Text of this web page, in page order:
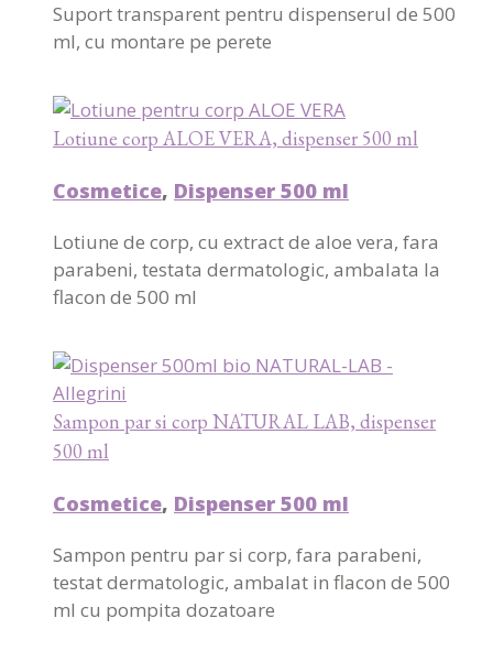
Suport transparent pentru dispenserul de 500
ml, cu montare pe perete
Lotiune corp ALOE VERA, dispenser 500 ml
Cosmetice, Dispenser 500 ml
Lotiune de corp, cu extract de aloe vera, fara
parabeni, testata dermatologic, ambalata la
flacon de 500 ml
Sampon par si corp NATURAL LAB, dispenser
500 ml
Cosmetice, Dispenser 500 ml
Sampon pentru par si corp, fara parabeni,
testat dermatologic, ambalat in flacon de 500
ml cu pompita dozatoare